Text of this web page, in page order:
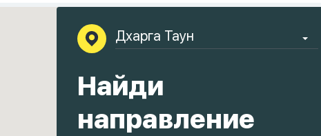
Найди
направление